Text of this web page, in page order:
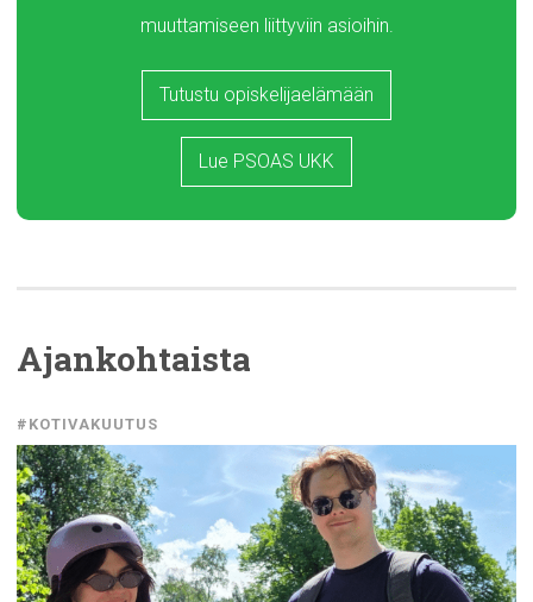
muuttamiseen liittyviin asioihin.
Tutustu opiskelijaelämään
Lue PSOAS UKK
Ajankohtaista
#KOTIVAKUUTUS